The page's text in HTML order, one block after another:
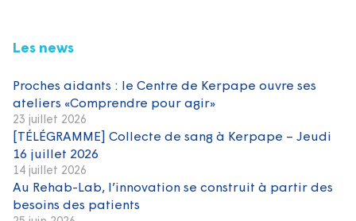
Les news
Proches aidants : le Centre de Kerpape ouvre ses
ateliers «Comprendre pour agir»
23 juillet 2026
[TÉLÉGRAMME] Collecte de sang à Kerpape – Jeudi
16 juillet 2026
14 juillet 2026
Au Rehab-Lab, l’innovation se construit à partir des
besoins des patients